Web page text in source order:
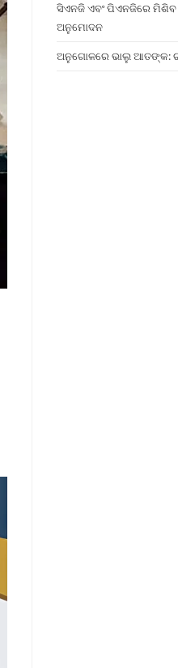
ସିଏନଜି ଏବଂ ପିଏନଜିରେ
ଅନୁମୋଦନ
ଅନୁଗୋଳରେ ଭାଲୁ ଆତଙ୍କ: